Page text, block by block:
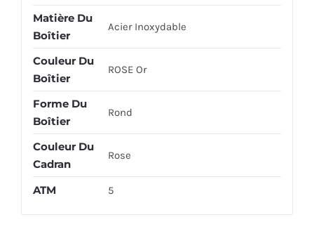
Matière Du
Boîtier
Acier Inoxydable
Couleur Du
Boîtier
ROSE Or
Forme Du
Boîtier
Rond
Couleur Du
Cadran
Rose
ATM 5